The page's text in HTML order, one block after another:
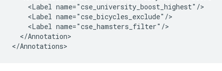
    <Label name="cse_university_boost_highest"/>
    <Label name="cse_bicycles_exclude"/>
    <Label name="cse_hamsters_filter"/>
  </Annotation>
</Annotations>